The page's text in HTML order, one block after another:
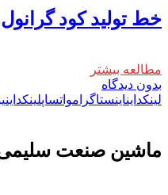
خط تولید کود
مطالعه بیشتر
بدون دیدگاه
لینکدایناینستاگرامواتساپلینکداین
ماشين صنعت سليمی